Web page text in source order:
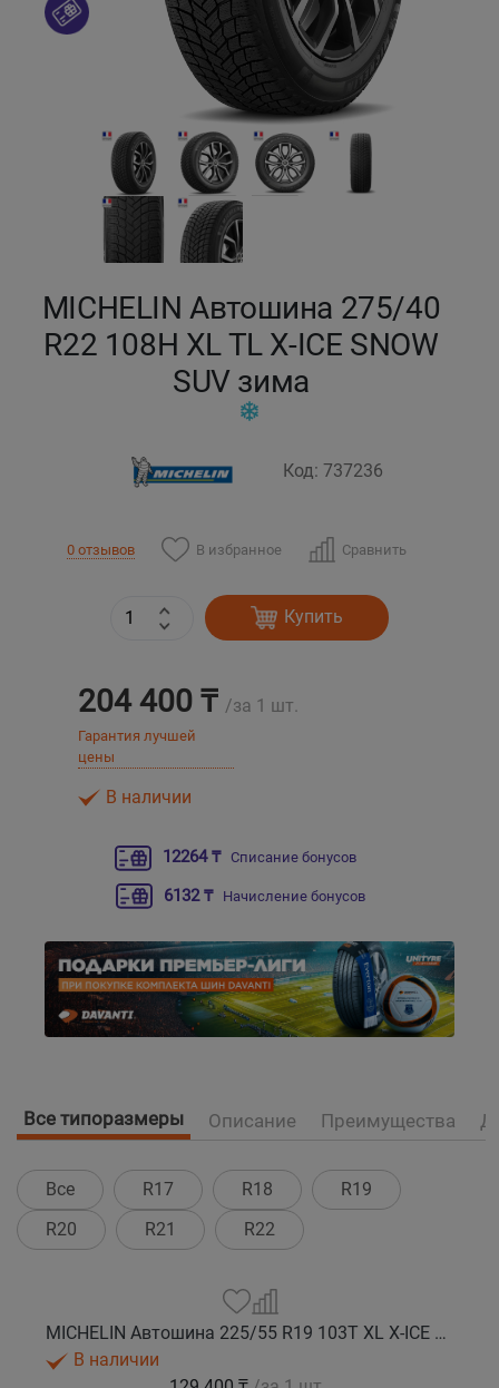
MICHELIN Автошина 275/40
R22 108H XL TL X-ICE SNOW
SUV зима
Код: 737236
0 отзывов В избранное Сравнить
Купить
204 400 ₸ /за 1 шт.
Гарантия лучшей
цены
В наличии
12264 ₸ Списание бонусов
6132 ₸ Начисление бонусов
Все типоразмеры Описание Преимущества
Все R17 R18
R19
R20
R21 R22
MICHELIN Автошина 225/55 R19 103T XL X-ICE SNOW SUV зима
В наличии
Кокшетау
Кызылорда
Павлодар
Петропавловск
Семей
Уральск
Усть-Каменогорск